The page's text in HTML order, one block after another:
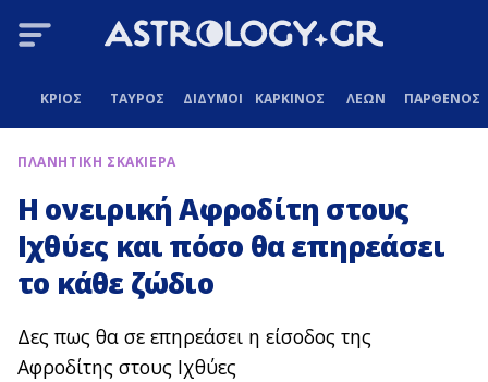
ΚΡΙΟΣ ΤΑΥΡΟΣ ΔΙΔΥΜΟΙ ΚΑΡΚΙΝΟΣ ΛΕΩΝ ΠΑΡΘΕΝΟΣ
ΠΛΑΝΗΤΙΚΗ ΣΚΑΚΙΕΡΑ
Η ονειρική Αφροδίτη στους
Ιχθύες και πόσο θα επηρεάσει
το κάθε ζώδιο
Δες πως θα σε επηρεάσει η είσοδος της
Αφροδίτης στους Ιχθύες